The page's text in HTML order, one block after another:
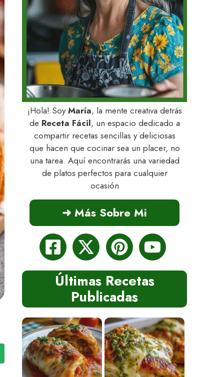
¡Hola! SoyMaría, la mente creativa detrás
de Receta Fácil, un espacio dedicado a
compartir recetas sencillas y deliciosas
que hacen que cocinar sea un placer, no
una tarea. Aquí encontrarás una variedad
de platos perfectos para cualquier
ocasión
➜ Más Sobre Mi
Últimas Recetas
Publicadas